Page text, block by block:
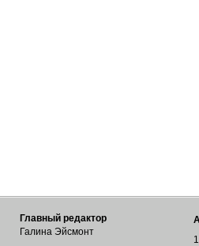
Главный редактор
Галина Эйсмонт